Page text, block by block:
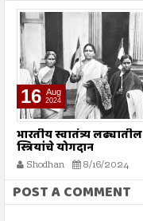
16 Aug
2024
भारतीय स्वातंत्र्य लढ्यातील
स्त्रियांचे योगदान
Shodhan 8/16/2024
POST A COMMENT